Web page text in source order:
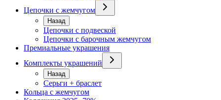
Цепочки с жемчугом
Назад
Цепочки с подвеской
Цепочки с барочным жемчугом
Премиальные украшения
Комплекты украшений
Назад
Серьги + браслет
Кольца с жемчугом